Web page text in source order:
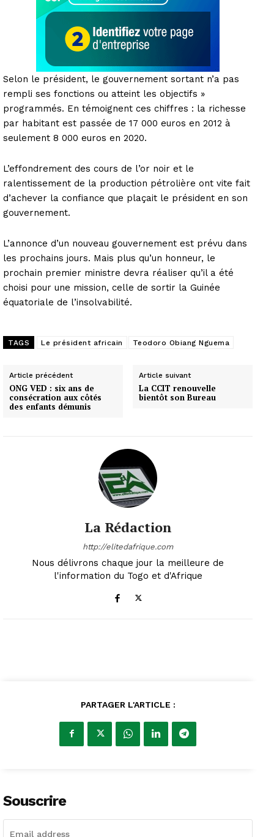
Selon le président, le gouvernement sortant n’a pas
rempli ses fonctions ou atteint les objectifs »
programmés. En témoignent ces chiffres : la richesse
par habitant est passée de 17 000 euros en 2012 à
seulement 8 000 euros en 2020.
L’effondrement des cours de l’or noir et le
ralentissement de la production pétrolière ont vite fait
d’achever la confiance que plaçait le président en son
gouvernement.
L’annonce d’un nouveau gouvernement est prévu dans
les prochains jours. Mais plus qu’un honneur, le
prochain premier ministre devra réaliser qu’il a été
choisi pour une mission, celle de sortir la Guinée
équatoriale de l’insolvabilité.
TAGS Le président africain Teodoro Obiang Nguema
Article précédent
ONG VED : six ans de
consécration aux côtés
des enfants démunis
Article suivant
La CCIT renouvelle
bientôt son Bureau
La Rédaction
http://elitedafrique.com
Nous délivrons chaque jour la meilleure de
l'information du Togo et d'Afrique
PARTAGER L'ARTICLE :
Souscrire